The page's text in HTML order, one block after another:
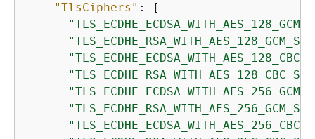
"TlsCiphers" : [